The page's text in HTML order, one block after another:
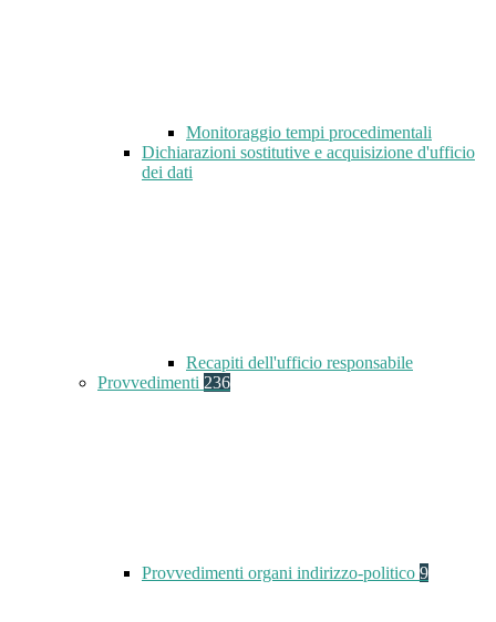
Monitoraggio tempi procedimentali
Dichiarazioni sostitutive e acquisizione d'ufficio
dei dati
Recapiti dell'ufficio responsabile
Provvedimenti 236
Provvedimenti organi indirizzo-politico 9